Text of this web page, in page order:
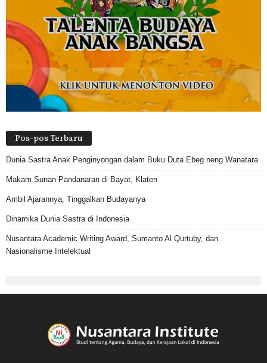
Pos-pos Terbaru
Dunia Sastra Anak Penginyongan dalam Buku Duta Ebeg neng Wanatara
Makam Sunan Pandanaran di Bayat, Klaten
Ambil Ajarannya, Tinggalkan Budayanya
Dinamika Dunia Sastra di Indonesia
Nusantara Academic Writing Award, Sumanto Al Qurtuby, dan
Nasionalisme Intelektual